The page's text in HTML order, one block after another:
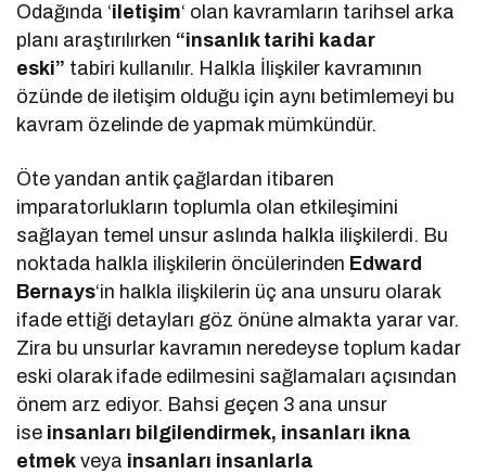
Odağında ‘iletişim‘ olan kavramların tarihsel arka
planı araştırılırken “insanlık tarihi kadar
eski” tabiri kullanılır. Halkla İlişkiler kavramının
özünde de iletişim olduğu için aynı betimlemeyi bu
kavram özelinde de yapmak mümkündür.
Öte yandan antik çağlardan itibaren
imparatorlukların toplumla olan etkileşimini
sağlayan temel unsur aslında halkla ilişkilerdi. Bu
noktada halkla ilişkilerin öncülerinden Edward
Bernays‘in halkla ilişkilerin üç ana unsuru olarak
ifade ettiği detayları göz önüne almakta yarar var.
Zira bu unsurlar kavramın neredeyse toplum kadar
eski olarak ifade edilmesini sağlamaları açısından
önem arz ediyor. Bahsi geçen 3 ana unsur
ise insanları bilgilendirmek, insanları ikna
etmekveya insanları insanlarla